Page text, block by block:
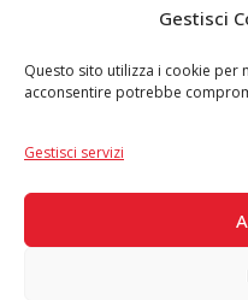
Gestisci
Questo sito utilizza i cookie per
acconsentire potrebbe
Gestisci servizi